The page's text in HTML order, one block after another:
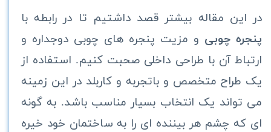
در این مقاله بیشتر قصد داشتیم تا در رابطه با
پنجره چوبی و مزیت پنجره های چوبی دوجداره و
ارتباط آن با طراحی داخلی صحبت کنیم. استفاده از
یک طراح متخصص و باتجربه و کاربلد در این زمینه
می‌ تواند یک انتخاب بسیار مناسب باشد. به گونه
ای که چشم هر بیننده ای را به ساختمان خود خیره